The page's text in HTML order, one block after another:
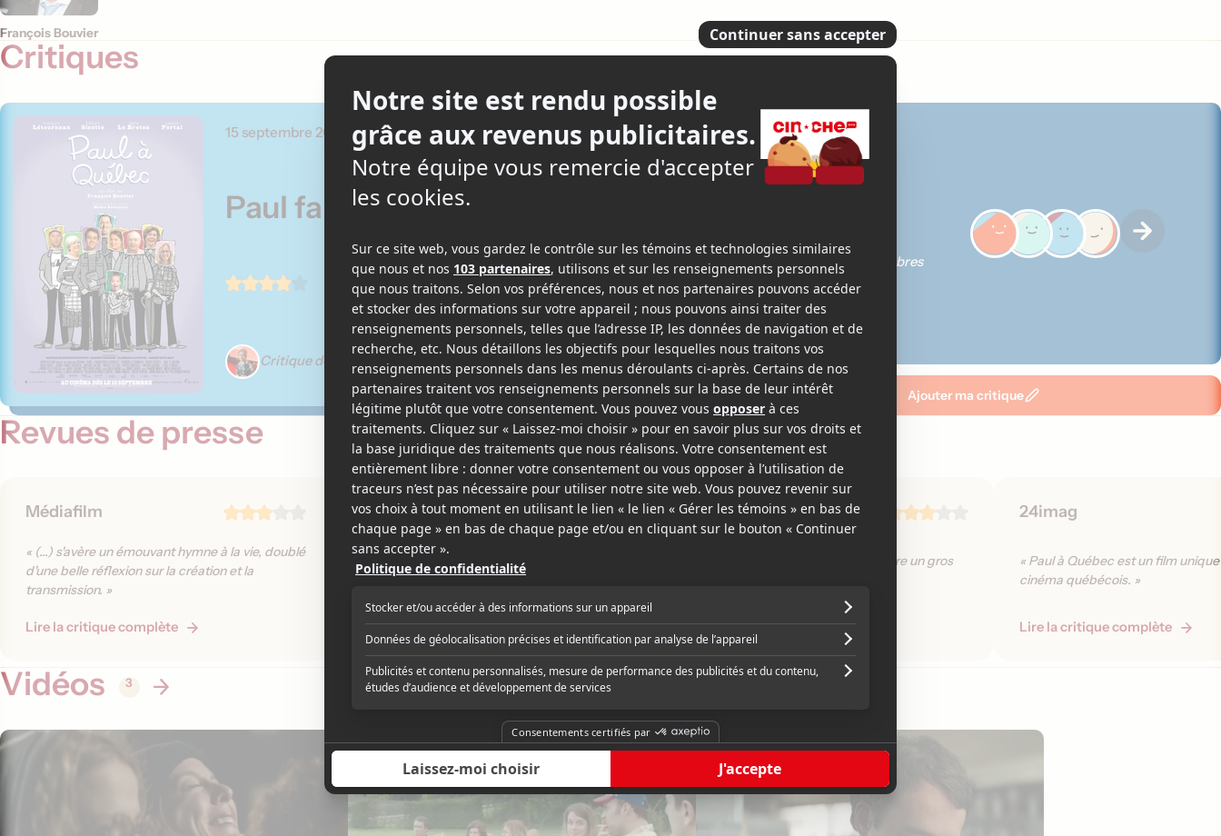
François Bouvier
Critiques
15 septembre 2015
Paul fait un tabac
Critique de Élizabeth Lepage-Boily
20 critiques des membres
Ajouter ma critique
Revues de presse
Médiafilm
« (...) s'avère un émouvant hymne à la vie, doublé
d'une belle réflexion sur la création et la
transmission. »
Lire la critique complète
La Presse
« Le tout nous est servi avec une pincée
parfaitement dosée de passages dans un
monde décalé qui ressemble fortement à notre
imaginaire. »
Lire la critique complète
Le Soleil
« Paul à Québec a tout pour connaître un gros
Lire la critique complète
24imag
« Paul à Québec est un film
cinéma québécois. »
Lire la critique complète
Vidéos 3